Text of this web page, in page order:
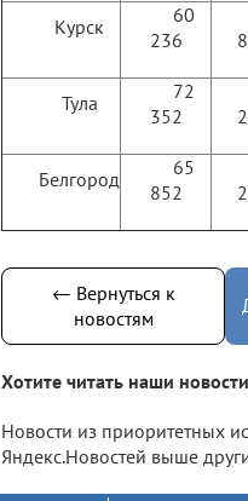
Курск
60
236
Тула
72
352
Белгород
65
852
← Вернуться к
новостям
Хотите читать наши
Новости из приоритетных
Яндекс.Новостей выше